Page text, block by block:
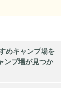
めキャンプ場を
ンプ場が見つか